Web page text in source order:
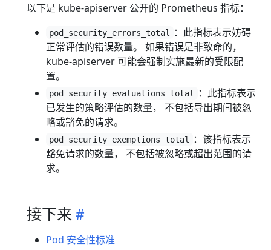
以下是 kube-apiserver 公开的 Prometheus 指标：
pod_security_errors_total
：此指标表示妨碍
正常评估的错误数量。 如果错误是非致命的，
kube-apiserver 可能会强制实施最新的受限配
置。
pod_security_evaluations_total
：此指标表示
已发生的策略评估的数量， 不包括导出期间被忽
略或豁免的请求。
pod_security_exemptions_total
：该指标表示
豁免请求的数量， 不包括被忽略或超出范围的请
求。
接下来
Pod 安全性标准